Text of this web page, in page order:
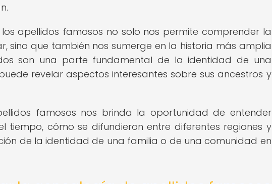
apellidos famosos no solo nos permite comprender la
sino que también nos sumerge en la historia más amplia
son una parte fundamental de la identidad de una
revelar aspectos interesantes sobre sus ancestros y
famosos nos brinda la oportunidad de entender
cómo se difundieron entre diferentes regiones y
de la identidad de una familia o de una comunidad en